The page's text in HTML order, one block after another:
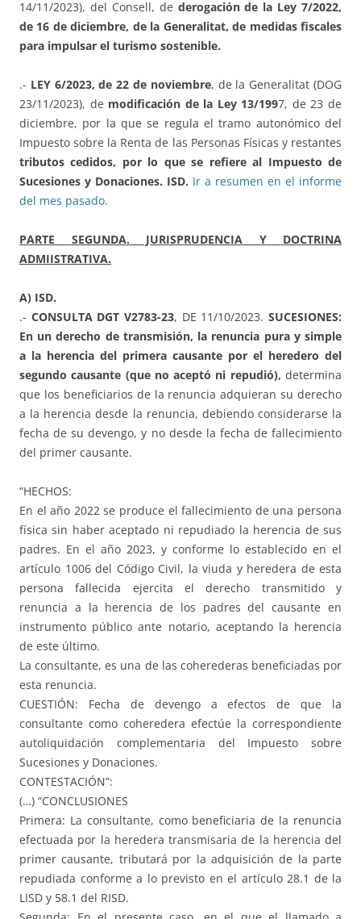
14/11/2023), del Consell, de derogación de la Ley 7/2022,
de 16 de diciembre, de la Generalitat, de medidas fiscales
para impulsar el turismo sostenible.
.- LEY 6/2023, de 22 de noviembre, de la Generalitat (DOG
23/11/2023), de modificación de la Ley 13/1997, de 23 de
diciembre, por la que se regula el tramo autonómico del
Impuesto sobre la Renta de las Personas Físicas y restantes
tributos cedidos, por lo que se refiere al Impuesto de
Sucesiones y Donaciones. ISD. Ir a resumen en el informe
del mes pasado.
PARTE SEGUNDA. JURISPRUDENCIA Y DOCTRINA
ADMIISTRATIVA.
A) ISD.
.- CONSULTA DGT V2783-23, DE 11/10/2023.SUCESIONES:
En un derecho de transmisión, la renuncia pura y simple
a la herencia del primera causante por el heredero del
segundo causante (que no aceptó ni repudió), determina
que los beneficiarios de la renuncia adquieran su derecho
a la herencia desde la renuncia, debiendo considerarse la
fecha de su devengo, y no desde la fecha de fallecimiento
del primer causante.
“HECHOS:
En el año 2022 se produce el fallecimiento de una persona
física sin haber aceptado ni repudiado la herencia de sus
padres. En el año 2023, y conforme lo establecido en el
artículo 1006 del Código Civil, la viuda y heredera de esta
persona fallecida ejercita el derecho transmitido y
renuncia a la herencia de los padres del causante en
instrumento público ante notario, aceptando la herencia
de este último.
La consultante, es una de las coherederas beneficiadas por
esta renuncia.
CUESTIÓN: Fecha de devengo a efectos de que la
consultante como coheredera efectúe la correspondiente
autoliquidación complementaria del Impuesto sobre
Sucesiones y Donaciones.
CONTESTACIÓN”:
(…) “CONCLUSIONES
Primera: La consultante, como beneficiaria de la renuncia
efectuada por la heredera transmisaria de la herencia del
primer causante, tributará por la adquisición de la parte
repudiada conforme a lo previsto en el artículo 28.1 de la
LISD y 58.1 del RISD.